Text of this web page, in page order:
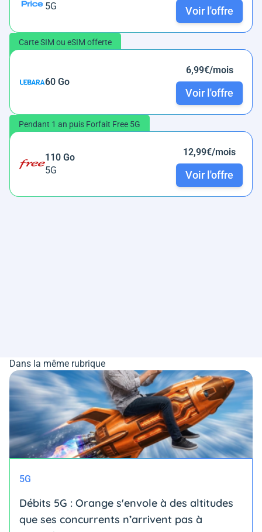
5G
Voir l'offre
Carte SIM ou eSIM offerte
60 Go
6,99€/mois
Voir l'offre
Pendant 1 an puis Forfait Free 5G
110 Go
5G
12,99€/mois
Voir l'offre
Dans la même rubrique
5G
Débits 5G : Orange s'envole à des altitudes
que ses concurrents n’arrivent pas à